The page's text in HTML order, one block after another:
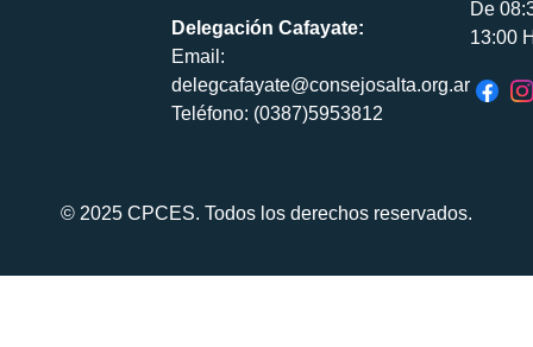
Delegación Cafayate:
Email:
delegcafayate@consejosalta.org.ar
Teléfono: (0387)5953812
De
13:00
© 2025 CPCES. Todos los derechos reservados.